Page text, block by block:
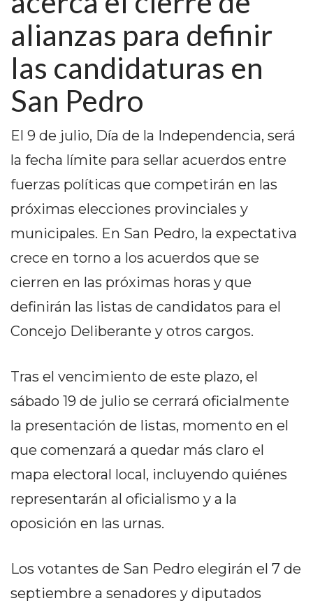
PEDIDOS POR WHATSAPP
TIENDA ONLINE GRATIS
EN ARGENTINA:
CHANGUITO.COM.AR VS
CÓMO RECIBIR PEDIDOS
DE COMIDA POR
WHATSAPP: LA GUÍA
DEFINITIVA PARA
RESTAURANTES Y
PEDIDOS DE DELIVERY
POR WHATSAPP SIN QUE
SE TE PIERDA NINGUNO
AYUDA
CONDICIONES
POLÍTICAS
alianzas para definir
las candidaturas en
San Pedro
El 9 de julio, Día de la Independencia, será
la fecha límite para sellar acuerdos entre
fuerzas políticas que competirán en las
próximas elecciones provinciales y
municipales. En San Pedro, la expectativa
crece en torno a los acuerdos que se
cierren en las próximas horas y que
definirán las listas de candidatos para el
Concejo Deliberante y otros cargos.
Tras el vencimiento de este plazo, el
sábado 19 de julio se cerrará oficialmente
la presentación de listas, momento en el
que comenzará a quedar más claro el
mapa electoral local, incluyendo quiénes
representarán al oficialismo y a la
oposición en las urnas.
Los votantes de San Pedro elegirán el 7 de
septiembre a senadores y diputados